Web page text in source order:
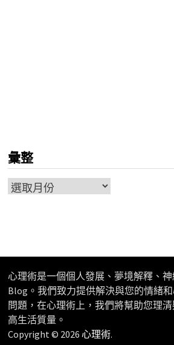
彙整
彙
心理術是一個個人發展、夢境解釋、
Blog。我們致力提供解決與您的情緒
問題，在心理術上，我們將幫助您理
高生活質量。
Copyright © 2026 心理術.